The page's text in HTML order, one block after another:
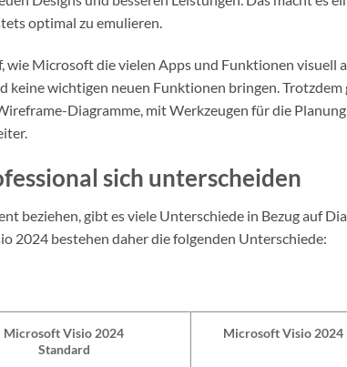
optimal zu emulieren.
Microsoft die vielen Apps und Funktionen visuell
keine wichtigen neuen Funktionen bringen. Trotzdem
Diagramme, mit Werkzeugen für die
sich unterscheiden
beziehen, gibt es viele Unterschiede in Bezug auf
2024 bestehen daher die folgenden Unterschiede:
Microsoft Visio 2024
Standard
MicrosoftVisio 2024